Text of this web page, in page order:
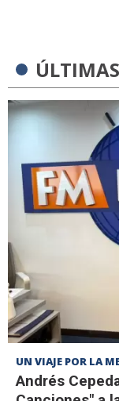
UN VIAJE POR LA
Andrés